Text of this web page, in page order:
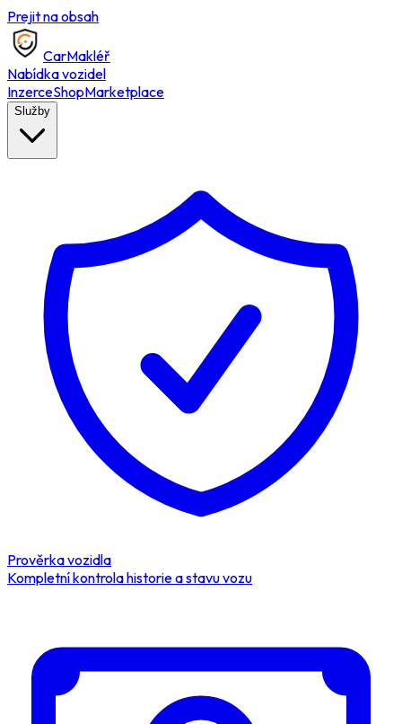
Prejit na obsah
CarMakléř
Nabídka vozidel
InzerceShopMarketplace
Služby
Prověrka vozidla
Kompletní kontrola historie a stavu vozu